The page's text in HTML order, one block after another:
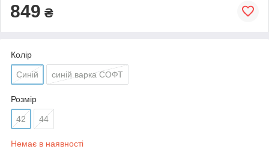
849 ₴
Колір
Синій синій варка СОФТ
Розмір
42 44
Немає в наявності